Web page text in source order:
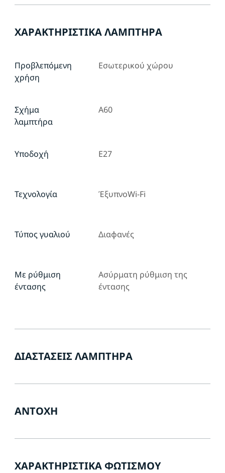
ΧΑΡΑΚΤΗΡΙΣΤΙΚΆ ΛΑΜΠΤΉΡΑ
Προβλεπόμενη
χρήση
Εσωτερικού χώρου
Σχήμα
λαμπτήρα
A60
Υποδοχή E27
Τεχνολογία ΈξυπνοWi-Fi
Τύπος γυαλιού Διαφανές
Με ρύθμιση
έντασης
Ασύρματη ρύθμιση της
έντασης
ΔΙΑΣΤΆΣΕΙΣ ΛΑΜΠΤΉΡΑ
ΑΝΤΟΧΉ
ΧΑΡΑΚΤΗΡΙΣΤΙΚΆ ΦΩΤΙΣΜΟΎ